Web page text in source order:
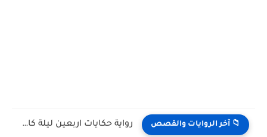
📁 آخر الروايات والقصص رواية حكايات اربعين ليلة كامله وحصريه بقلم فاطمة علي